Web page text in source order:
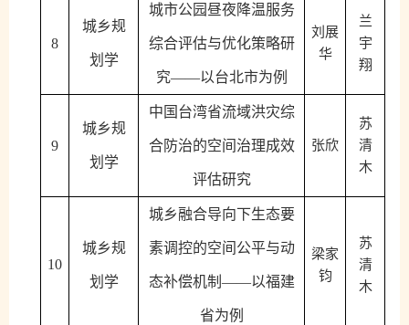
8
城乡规
划学
城市公园昼夜降温服务
综合评估与优化策略研
究——以台北市为例
刘展
华
兰
宇
翔
9
城乡规
划学
中国台湾省流域洪灾综
合防治的空间治理成效
评估研究
张欣
苏
清
木
10
城乡规
划学
城乡融合导向下生态要
素调控的空间公平与动
态补偿机制 ——以福建
省为例
梁家
钧
苏
清
木